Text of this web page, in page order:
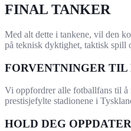
FINAL TANKER
Med alt dette i tankene, vil den
på teknisk dyktighet, taktisk spill
FORVENTNINGER
Vi oppfordrer alle fotballfans til å
prestisjefylte stadionene i
HOLD DEG